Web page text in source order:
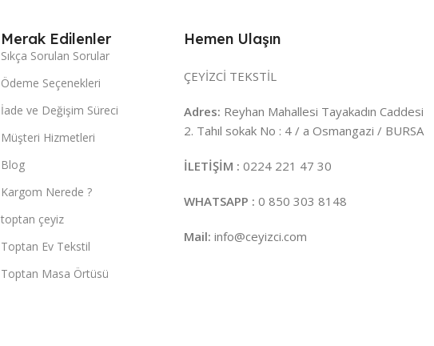
Merak Edilenler
Sıkça Sorulan Sorular
Ödeme Seçenekleri
İade ve Değişim Süreci
Müşteri Hizmetleri
Blog
Kargom Nerede ?
toptan çeyiz
Toptan Ev Tekstil
Toptan Masa Örtüsü
Hemen Ulaşın
ÇEYİZCİ TEKSTİL
Adres: Reyhan Mahallesi Tayakadın Caddesi
2. Tahıl sokak No : 4 / a Osmangazi / BURSA
İLETİŞİM : 0224 221 47 30
WHATSAPP : 0 850 303 8148
Mail: info@ceyizci.com